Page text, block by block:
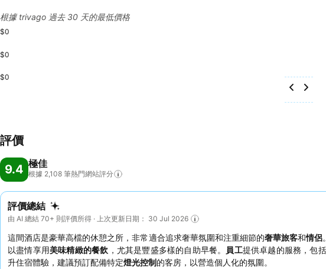
根據 trivago 過去 30 天的最低價格
$0
$0
$0
評價
9.4 極佳
根據 2,108 筆熱門網站評分
評價總結
由 AI 總結 70+ 則評價所得 · 上次更新日期： 30 Jul 2026
這間酒店是豪華高檔的休憩之所，非常適合追求奢華氛圍和注重細節的奢華旅客和情侶
以盡情享用美味精緻的餐飲 ，尤其是豐盛多樣的自助早餐。 員工提供卓越的服務，包
升住宿體驗，建議預訂配備特定燈光控制的客房，以營造個人化的氛圍。